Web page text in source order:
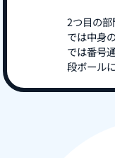
2つ目の部
では中身
では番号
段ボール